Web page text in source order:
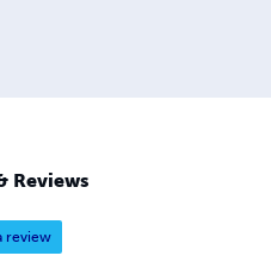
Reviews
review